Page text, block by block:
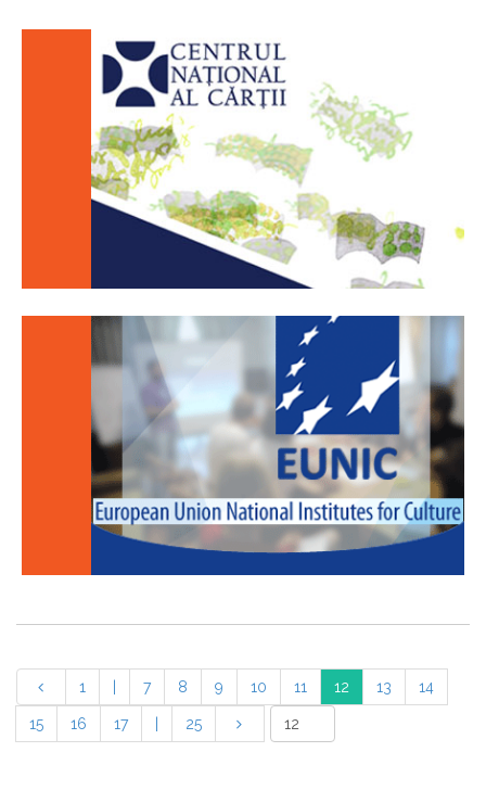
1 7 8 9 10 11 12 13 14
15 16 17 25